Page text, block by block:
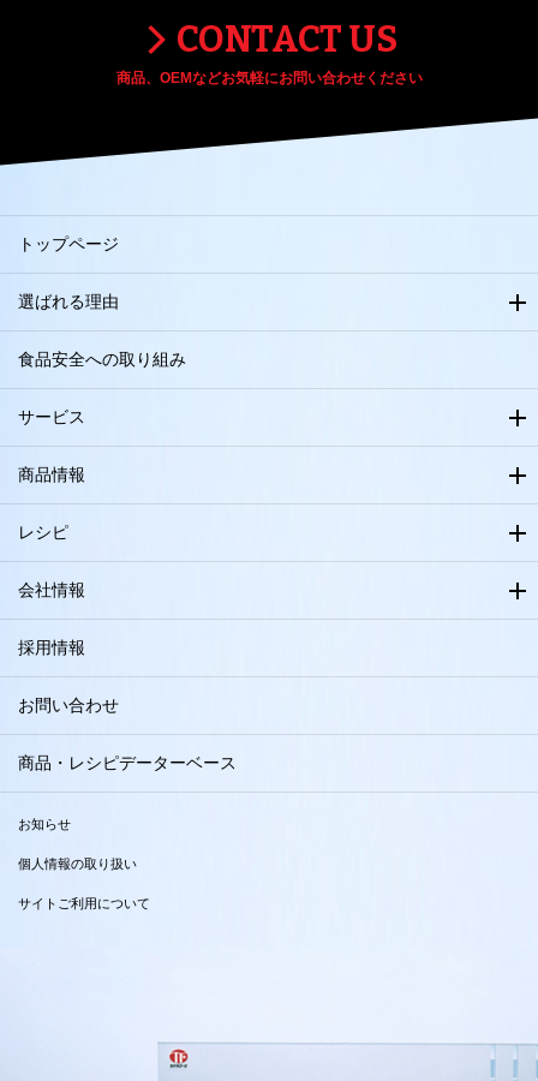
CONTACT US
商品、OEMなどお気軽にお問い合わせください
トップページ
選ばれる理由
食品安全への取り組み
サービス
商品情報
レシピ
会社情報
採用情報
お問い合わせ
商品・レシピデーターベース
お知らせ
個人情報の取り扱い
サイトご利用について